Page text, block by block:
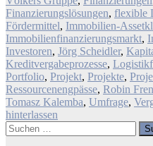
Finanzierungslösungen, flexible
Fördermittel, Immobilien-
Immobilienfinanzierungsmarkt,
Investoren, Jörg Scheidler,
Kreditvergabeprozesse,
Portfolio, Projekt, Projekte,
Ressourcenengpässe, Robin
Tomasz Kalemba, Umfrage,
hinterlassen
Suchen
nach: